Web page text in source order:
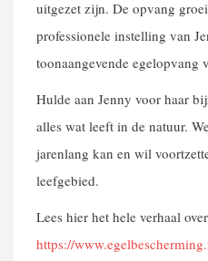
uitgezet zijn. De opvang
professionele instelling van
toonaangevende egelopvang
Hulde aan Jenny voor haar
alles wat leeft in de natuur.
jarenlang kan en wil
leefgebied.
Lees hier het hele verhaal
https://